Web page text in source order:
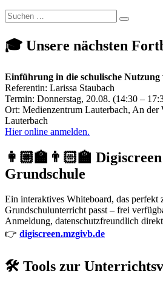
Suchen
nach:
Suchen
🎓 Unsere nächsten
Einführung in die schulische
Referentin: Larissa Staubach
Termin: Donnerstag, 20.08. (14:30 –
Ort: Medienzentrum Lauterbach, An der
Lauterbach
Hier online anmelden.
👩🏼‍🏫👨🏻‍🏫
Grundschule
Ein interaktives Whiteboard, das perfekt
Grundschulunterricht passt – frei
Anmeldung, datenschutzfreundlich
👉 digiscreen.mzgivb.de
🛠️ Tools zur